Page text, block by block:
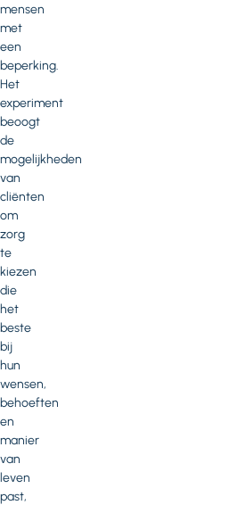
mensen
met
een
beperking.
Het
experiment
beoogt
de
mogelijkheden
van
cliënten
om
zorg
te
kiezen
die
het
beste
bij
hun
wensen,
behoeften
en
manier
van
leven
past,